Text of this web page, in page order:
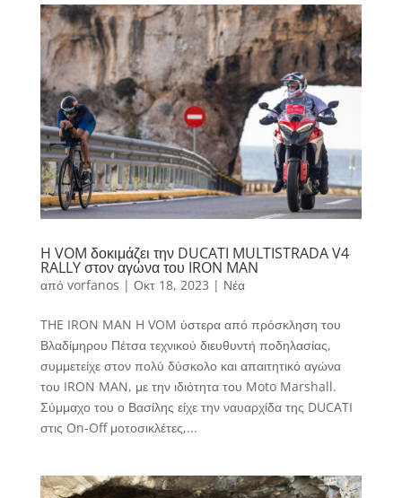
H VOM δοκιμάζει την DUCATI MULTISTRADA V4
RALLY στον αγώνα του IRON MAN
από vorfanos | Οκτ 18, 2023 | Νέα
THE IRON MAN H VOM ύστερα από πρόσκληση του
Βλαδίμηρου Πέτσα τεχνικού διευθυντή ποδηλασίας,
συμμετείχε στον πολύ δύσκολο και απαιτητικό αγώνα
του IRON MAN, με την ιδιότητα του Moto Marshall.
Σύμμαχο του ο Βασίλης είχε την ναυαρχίδα της DUCATI
στις On-Off μοτοσικλέτες,...